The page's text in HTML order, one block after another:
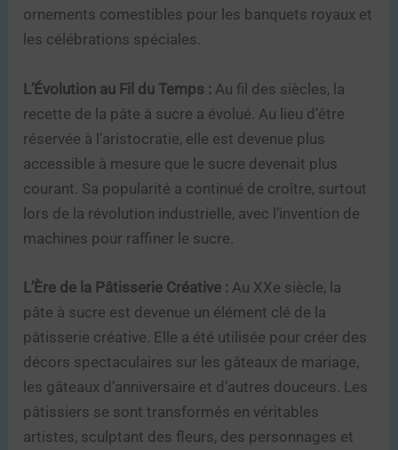
ornements comestibles pour les banquets royaux et
les célébrations spéciales.
L’Évolution au Fil du Temps : Au fil des siècles, la
recette de la pâte à sucre a évolué. Au lieu d’être
réservée à l’aristocratie, elle est devenue plus
accessible à mesure que le sucre devenait plus
courant. Sa popularité a continué de croître, surtout
lors de la révolution industrielle, avec l’invention de
machines pour raffiner le sucre.
L’Ère de la Pâtisserie Créative : Au XXe siècle, la
pâte à sucre est devenue un élément clé de la
pâtisserie créative. Elle a été utilisée pour créer des
décors spectaculaires sur les gâteaux de mariage,
les gâteaux d’anniversaire et d’autres douceurs. Les
pâtissiers se sont transformés en véritables
artistes, sculptant des fleurs, des personnages et